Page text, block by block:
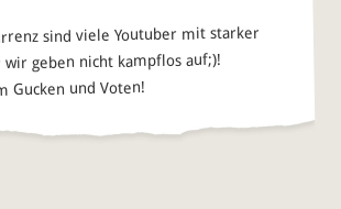
sind viele Youtuber mit starker
wir geben nicht kampflos auf;)!
Gucken und Voten!